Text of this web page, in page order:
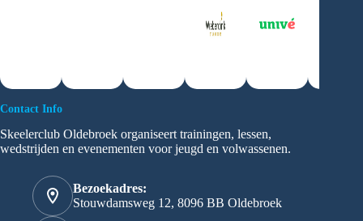
Contact Info
Skeelerclub Oldebroek organiseert trainingen, lessen,
wedstrijden en evenementen voor jeugd en volwassenen.
Bezoekadres:
Stouwdamsweg 12, 8096 BB Oldebroek